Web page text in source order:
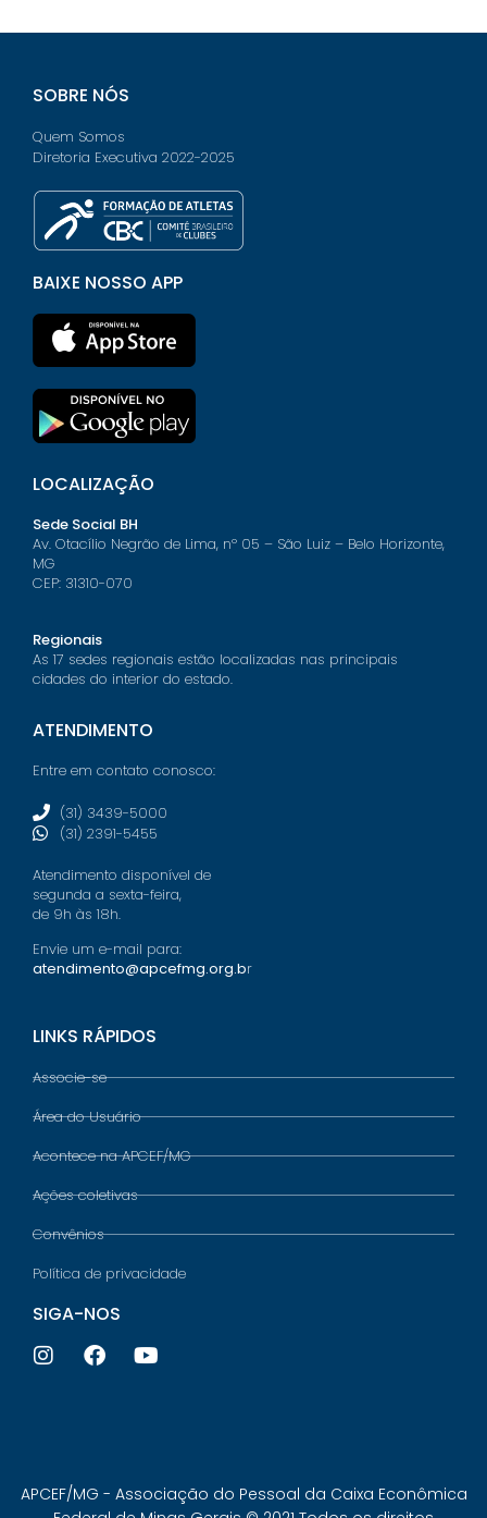
SOBRE NÓS
Quem Somos
Diretoria Executiva 2022-2025
BAIXE NOSSO APP
LOCALIZAÇÃO
Sede Social BH
Av. Otacílio Negrão de Lima, nº 05 – São Luiz – Belo Horizonte,
MG
CEP: 31310-070
Regionais
As 17 sedes regionais estão localizadas nas principais
cidades do interior do estado.
ATENDIMENTO
Entre em contato conosco:
(31) 3439-5000
(31) 2391-5455
Atendimento disponível de
segunda a sexta-feira,
de 9h às 18h.
Envie um e-mail para:
atendimento@apcefmg.org.br
LINKS RÁPIDOS
Associe-se
Área do Usuário
Acontece na APCEF/MG
Ações coletivas
Convênios
Política de privacidade
SIGA-NOS
APCEF/MG - Associação do Pessoal da Caixa Econômica